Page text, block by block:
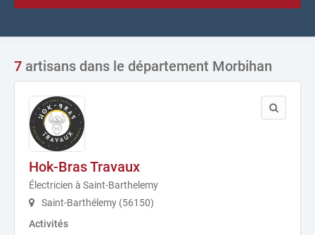
7 artisans dans le département Morbihan
Hok-Bras Travaux
Électricien à Saint-Barthelemy
Saint-Barthélemy (56150)
Activités